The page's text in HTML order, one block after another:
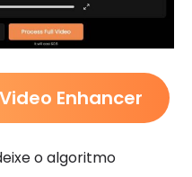
Enhancer
o algoritmo